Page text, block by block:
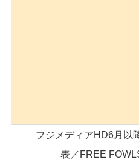
フジメディアHD6月以
表／FREE